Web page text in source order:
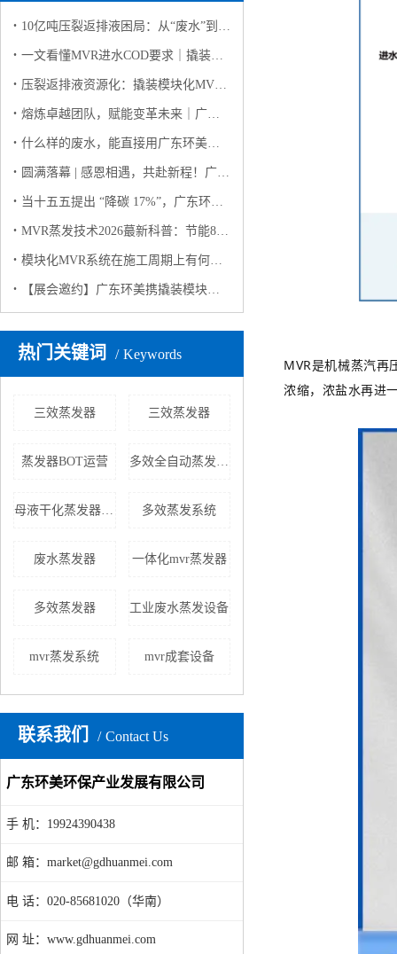
10亿吨压裂返排液困局：从“废水”到“资源”的破局之路
一文看懂MVR进水COD要求｜撬装模块化MVR高有机废水稳定运行解决方案
压裂返排液资源化：撬装模块化MVR如何实现 “废水变资源”？
熔炼卓越团队，赋能变革未来｜广东环美英西峰林两日团建纪实
什么样的废水，能直接用广东环美撬装模块化 MVR蒸发系统？（客户高频问答版）
圆满落幕 | 感恩相遇，共赴新程！广东环美上海环博会之行完美收官
当十五五提出 “降碳 17%”，广东环美用撬装模块化MVR蒸发系统给出工业废水 “零碳” 解决方案
MVR蒸发技术2026蕞新科普：节能80%+，工业零排放的“隐形功臣”
模块化MVR系统在施工周期上有何优势？
【展会邀约】广东环美携撬装模块化 MVR 蒸发系统亮相 2026 上海环博会，诚邀莅临！
热门关键词 Keywords
三效蒸发器 三效蒸发器
蒸发器BOT运营 多效全自动蒸发器批发
母液干化蒸发器生产厂家 多效蒸发系统
废水蒸发器 一体化mvr蒸发器
多效蒸发器 工业废水蒸发设备
mvr蒸发系统 mvr成套设备
联系我们 Contact Us
广东环美环保产业发展有限公司
手 机：19924390438
邮 箱：market@gdhuanmei.com
电 话：020-85681020（华南）
网 址：www.gdhuanmei.com
MVR是机械蒸汽再
浓缩，浓盐水再进